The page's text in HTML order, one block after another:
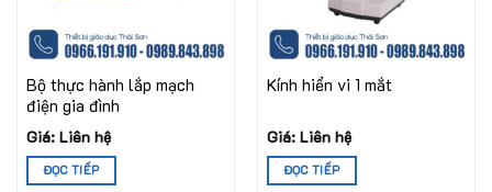
Bộ thực hành lắp mạch
điện gia đình
Giá: Liên hệ
ĐỌC TIẾP
Kính hiển vi 1 mắt
Giá: Liên hệ
ĐỌC TIẾP